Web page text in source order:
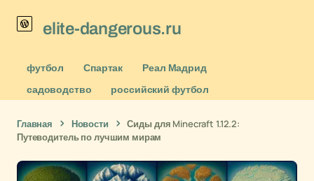
elite-dangerous.ru
футбол Спартак
Реал Мадрид
садоводство
российский футбол
Главная Новости
Сиды для Minecraft 1.12.2:
Путеводитель по лучшим мирам